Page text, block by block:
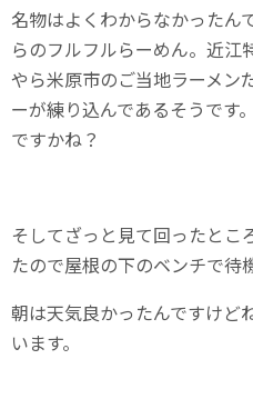
名物はよくわからなかったん
らのフルフルらーめん。近江
やら米原市のご当地ラーメン
ーが練り込んであるそうです
ですかね？
そしてざっと見て回ったとこ
たので屋根の下のベンチで待
朝は天気良かったんですけど
います。